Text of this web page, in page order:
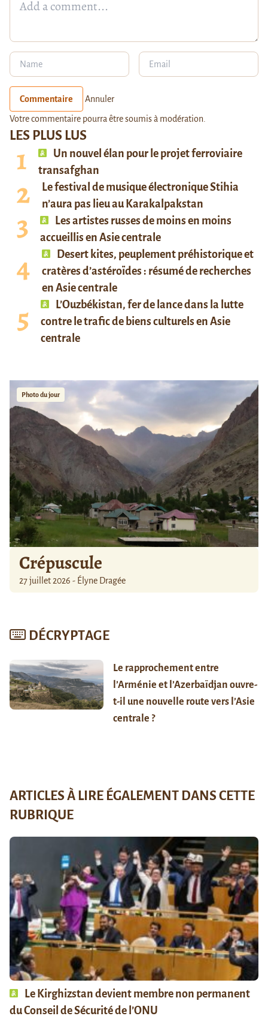
LES PLUS LUS
Un nouvel élan pour le projet ferroviaire
transafghan
Le festival de musique électronique Stihia
n’aura pas lieu au Karakalpakstan
Les artistes russes de moins en moins
accueillis en Asie centrale
Desert kites, peuplement préhistorique et
cratères d’astéroïdes : résumé de recherches
en Asie centrale
L’Ouzbékistan, fer de lance dans la lutte
contre le trafic de biens culturels en Asie
centrale
Photo du jour
Crépuscule
27 juillet 2026 - Élyne Dragée
DÉCRYPTAGE
Le rapprochement entre
l’Arménie et l’Azerbaïdjan ouvre-
t-il une nouvelle route vers l’Asie
centrale ?
Commentaire Annuler
Votre commentaire pourra être soumis à modération.
ARTICLES À LIRE ÉGALEMENT DANS CETTE
RUBRIQUE
Le Kirghizstan devient membre non permanent
du Conseil de Sécurité de l’ONU